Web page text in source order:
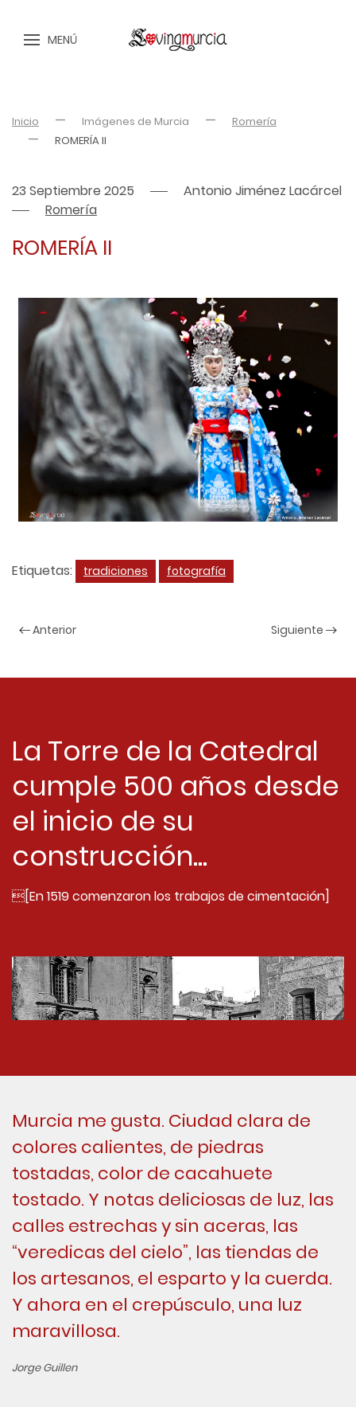
MENÚ
Inicio Imágenes de Murcia
Romería
ROMERÍA II
23 Septiembre 2025
Antonio Jiménez Lacárcel
Romería
ROMERÍA II
Etiquetas: tradiciones fotografía
Anterior Siguiente
La Torre de la Catedral
cumple 500 años desde
el inicio de su
construcción...
[En 1519 comenzaron los trabajos de cimentación]
Murcia me gusta. Ciudad clara de
colores calientes, de piedras
tostadas, color de cacahuete
tostado. Y notas deliciosas de luz, las
calles estrechas y sin aceras, las
“veredicas del cielo”, las tiendas de
los artesanos, el esparto y la cuerda.
Y ahora en el crepúsculo, una luz
maravillosa.
Jorge Guillen